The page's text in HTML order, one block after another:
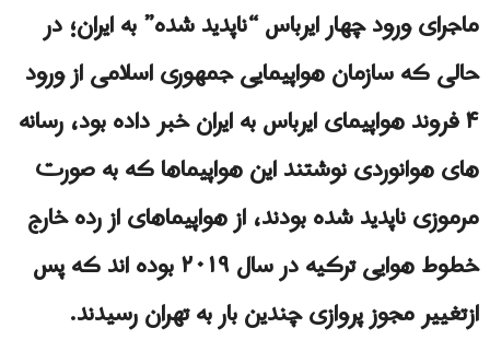
ماجرای ورود چهار ایرباس “ناپدید شده” بە ایران؛ در
حالی که سازمان هواپیمایی جمهوری اسلامی از ورود
۴ فروند هواپیمای ایرباس به ایران خبر داده بود، رسانه
های هوانوردی نوشتند این هواپیماها که به صورت
مرموزی ناپدید شده بودند، از هواپیماهای از رده خارج
خطوط هوایی ترکیه در سال ۲۰۱۹ بوده اند که پس
ازتغییر مجوز پروازى چندین بار به تهران رسیدند.